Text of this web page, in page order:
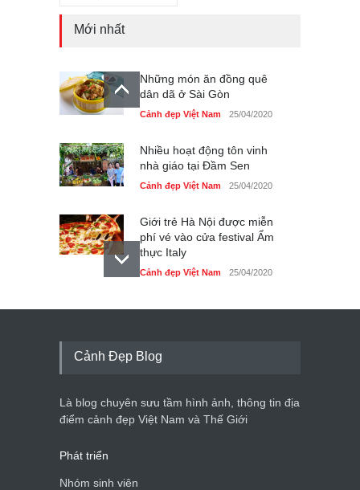
Mới nhất
Những món ăn đồng quê
dân dã ở Sài Gòn
Cảnh đẹp Việt Nam 25/04/2020
Nhiều hoạt động tôn vinh
nhà giáo tại Đầm Sen
Cảnh đẹp Việt Nam 25/04/2020
Giới trẻ Hà Nội được miễn
phí vé vào cửa festival Ẩm
thực Italy
Cảnh đẹp Việt Nam 25/04/2020
Tam giác mạch khoe sắc
du lịch quốc gia
Cảnh đẹp Việt Nam 24/04/2020
Cảnh Đẹp Blog
Là blog chuyên sưu tầm hình ảnh, thông tin địa
điểm cảnh đẹp Việt Nam và Thế Giới
Phát triển
Nhóm sinh viên